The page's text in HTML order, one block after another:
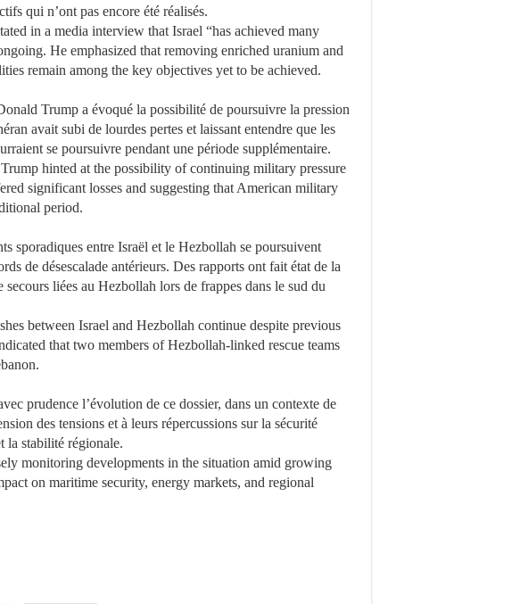
qui n’ont pas encore été réalisés.
in a media interview that Israel “has achieved many
He emphasized that removing enriched uranium and
remain among the key objectives yet to be achieved.
Trump a évoqué la possibilité de poursuivre la pression
avait subi de lourdes pertes et laissant entendre que les
se poursuivre pendant une période supplémentaire.
hinted at the possibility of continuing military pressure
significant losses and suggesting that American military
period.
sporadiques entre Israël et le Hezbollah se poursuivent
de désescalade antérieurs. Des rapports ont fait état de la
secours liées au Hezbollah lors de frappes dans le sud du
between Israel and Hezbollah continue despite previous
that two members of Hezbollah-linked rescue teams
prudence l’évolution de ce dossier, dans un contexte de
des tensions et à leurs répercussions sur la sécurité
la stabilité régionale.
monitoring developments in the situation amid growing
on maritime security, energy markets, and regional